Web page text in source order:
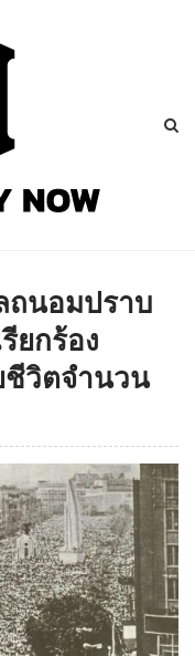
ถนอมปราบ
ยกร้อง
ชีวิตจำนวน